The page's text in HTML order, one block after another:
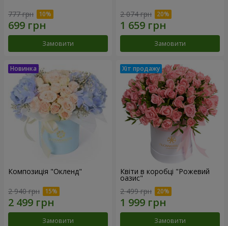
777 грн
Замовити
2 074 грн
Замовити
Композиція "Окленд"
2 940 грн
Замовити
Квіти в коробці "Рожевий
оазис"
2 499 грн
Замовити